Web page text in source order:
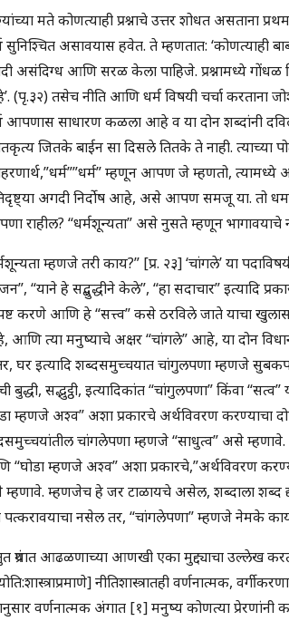
मते कोणत्याही प्रश्नाचे उत्तर शोधत असताना
सुनिश्चित असावयास हवेत. ते म्हणतात: ‘कोणत्याही
असंदिग्ध आणि सरळ केला पाहिजे. प्रश्नामध्ये गोंधळ
(पृ.३२) तसेच नीति आणि धर्म विषयी चर्चा करताना
आपणास साधारण कळला आहे व या दोन शब्दांनी
जितके बाईन सा दिसले तितके ते नाही. त्याच्या
म्हणून आपण जे म्हणतो,
अगदी निर्दोष आहे, असे आपण समजू या. तो
राहील? “धर्मशून्यता” असे नुसते म्हणून भागावयाचे
म्हणजे तरी काय?” [प्र. २३] ‘चांगले’ या
“याने हे सद्बुद्धीने केले”, “हा सदाचार” इत्यादि
करणे आणि हे “सत्त्व” कसे ठरविले जाते याचा
त्या मनुष्याचे अक्षर “चांगले” आहे, या दोन
घर इत्यादि शब्दसमुच्चयात चांगुलपणा म्हणजे
बुद्धी, सद्भुट्ठी, इत्यादिकांत “चांगुलपणा” किंवा
म्हणजे अश्व” अशा प्रकारचे अर्थविवरण करण्याचा
चांगलेपणा म्हणजे “साधुत्व” असे म्हणावे.
“घोडा म्हणजे अश्व” अशा प्रकारचे,”अर्थविवरण
म्हणजेच हे जर टाळायचे असेल, शब्दाला शब्द
पत्करावयाचा नसेल तर, “चांगलेपणा” म्हणजे नेमके
ग्रंथात आढळणाच्या आणखी एका मुद्द्याचा उल्लेख
नीतिशास्त्रातही वर्णनात्मक,
वर्णनात्मक अंगात [१] मनुष्य कोणत्या प्रेरणांनी